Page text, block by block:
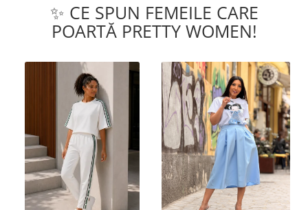
✨ CE SPUN FEMEILE CARE
POARTĂ PRETTY WOMEN!